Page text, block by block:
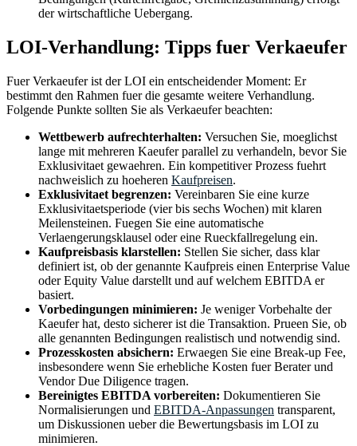
der wirtschaftliche Uebergang.
LOI-Verhandlung: Tipps fuer Verkaeufer
Fuer Verkaeufer ist der LOI ein entscheidender Moment: Er
bestimmt den Rahmen fuer die gesamte weitere Verhandlung.
Folgende Punkte sollten Sie als Verkaeufer beachten:
Wettbewerb aufrechterhalten: Versuchen Sie, moeglichst
lange mit mehreren Kaeufer parallel zu verhandeln, bevor Sie
Exklusivitaet gewaehren. Ein kompetitiver Prozess fuehrt
nachweislich zu hoeheren Kaufpreisen.
Exklusivitaet begrenzen: Vereinbaren Sie eine kurze
Exklusivitaetsperiode (vier bis sechs Wochen) mit klaren
Meilensteinen. Fuegen Sie eine automatische
Verlaengerungsklausel oder eine Rueckfallregelung ein.
Kaufpreisbasis klarstellen: Stellen Sie sicher, dass klar
definiert ist, ob der genannte Kaufpreis einen Enterprise Value
oder Equity Value darstellt und auf welchem EBITDA er
basiert.
Vorbedingungen minimieren: Je weniger Vorbehalte der
Kaeufer hat, desto sicherer ist die Transaktion. Prueen Sie, ob
alle genannten Bedingungen realistisch und notwendig sind.
Prozesskosten absichern: Erwaegen Sie eine Break-up Fee,
insbesondere wenn Sie erhebliche Kosten fuer Berater und
Vendor Due Diligence tragen.
Bereinigtes EBITDA vorbereiten: Dokumentieren Sie
Normalisierungen und EBITDA-Anpassungen transparent,
um Diskussionen ueber die Bewertungsbasis im LOI zu
minimieren.